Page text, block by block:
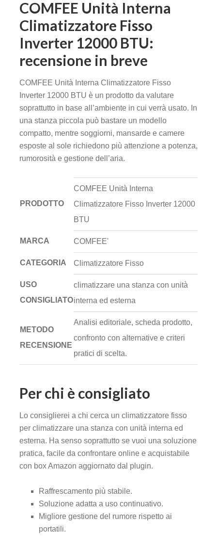
COMFEE Unità Interna
Climatizzatore Fisso
Inverter 12000 BTU:
recensione in breve
COMFEE Unità Interna Climatizzatore Fisso
Inverter 12000 BTU è un prodotto da valutare
soprattutto in base all’ambiente in cui verrà usato. In
una stanza piccola può bastare un modello
compatto, mentre soggiorni, mansarde e camere
esposte al sole richiedono più attenzione a potenza,
rumorosità e gestione dell’aria.
PRODOTTO
COMFEE Unità Interna
Climatizzatore Fisso Inverter 12000
BTU
MARCA COMFEE'
CATEGORIA Climatizzatore Fisso
USO
CONSIGLIATO
climatizzare una stanza con unità
interna ed esterna
METODO
RECENSIONE
Analisi editoriale, scheda prodotto,
confronto con alternative e criteri
pratici di scelta.
Per chi è consigliato
Lo consiglierei a chi cerca un climatizzatore fisso
per climatizzare una stanza con unità interna ed
esterna. Ha senso soprattutto se vuoi una soluzione
pratica, facile da confrontare online e acquistabile
con box Amazon aggiornato dal plugin.
Raffrescamento più stabile.
Soluzione adatta a uso continuativo.
Migliore gestione del rumore rispetto ai
portatili.